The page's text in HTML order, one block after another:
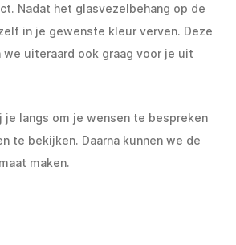
Nadat het glasvezelbehang op de
in je gewenste kleur verven. Deze
we uiteraard ook graag voor je uit
je langs om je wensen te bespreken
te bekijken. Daarna kunnen we de
maken.